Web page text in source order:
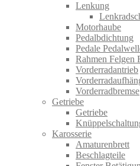
Lenkung
Motorhaube
Pedalbdichtung
Pedale
Rahmen Felgen
Vorderradantrieb
Vorderradbremse
Getriebe
Getriebe
Karosserie
Amaturenbrett
Beschlagteile